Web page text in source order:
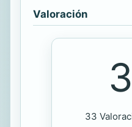
Valoración
33